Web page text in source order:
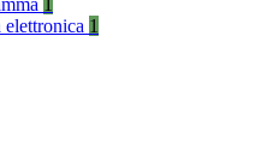
1
elettronica 1